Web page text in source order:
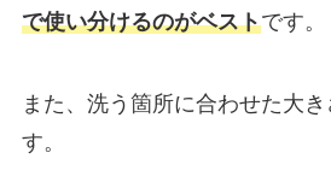
で使い分けるのがベストです。
また、洗う箇所に合わせた大
す。